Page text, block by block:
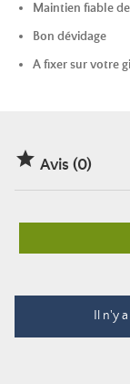
Maintien fiable
Bon dévidage
A fixer sur votre
 Avis (0)
Il n'y